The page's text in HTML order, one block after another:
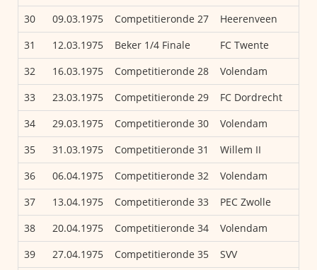
30
09.03.1975 Competitieronde 27 Heerenveen
31
12.03.1975 Beker 1/4 Finale FC Twente
32
16.03.1975 Competitieronde 28 Volendam
33
23.03.1975 Competitieronde 29 FC Dordrecht
34
29.03.1975 Competitieronde 30 Volendam
35
31.03.1975 Competitieronde 31 Willem II
36
06.04.1975 Competitieronde 32 Volendam
37
13.04.1975 Competitieronde 33 PEC Zwolle
38
20.04.1975 Competitieronde 34 Volendam
39
27.04.1975 Competitieronde 35 SVV